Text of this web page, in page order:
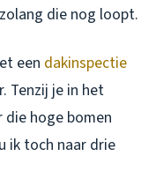
die nog loopt.
een dakinspectie
Tenzij je in het
hoge bomen
ik toch naar drie